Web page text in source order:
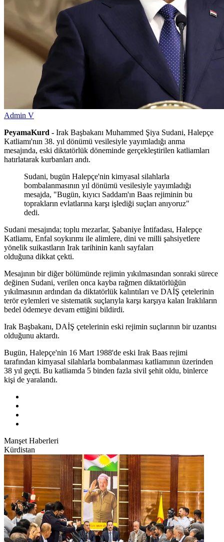
Admin V
PeyamaKurd - Irak Başbakanı Muhammed Şiya Sudani, Halepçe
Katliamı'nın 38. yıl dönümü vesilesiyle yayımladığı anma
mesajında, eski diktatörlük döneminde gerçekleştirilen katliamları
hatırlatarak kurbanları andı.
Sudani, bugün Halepçe'nin kimyasal silahlarla
bombalanmasının yıl dönümü vesilesiyle yayımladığı
mesajda, "Bugün, kıyıcı Saddam'ın Baas rejiminin bu
toprakların evlatlarına karşı işlediği suçları anıyoruz"
dedi.
Sudani mesajında; toplu mezarlar, Şabaniye İntifadası, Halepçe
Katliamı, Enfal soykırımı ile alimlere, dini ve milli şahsiyetlere
yönelik suikastların Irak tarihinin kanlı sayfaları
olduğuna dikkat çekti.
Mesajının bir diğer bölümünde rejimin yıkılmasından sonraki sürece
değinen Sudani, verilen onca kayba rağmen diktatörlüğün
yıkılmasının ardından da diktatörlük kalıntıları ve DAİŞ çetelerinin
terör eylemleri ve sistematik suçlarıyla karşı karşıya kalan Iraklıların
bedel ödemeye devam ettiğini bildirdi.
Irak Başbakanı, DAİŞ çetelerinin eski rejimin suçlarının bir uzantısı
olduğunu aktardı.
Bugün, Halepçe'nin 16 Mart 1988'de eski Irak Baas rejimi
tarafından kimyasal silahlarla bombalanması katliamının üzerinden
38 yıl geçti. Bu katliamda 5 binden fazla sivil şehit oldu, binlerce
kişi de yaralandı.
Manşet Haberleri
Kürdistan